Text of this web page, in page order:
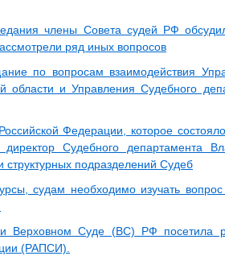
члены Совета судей РФ
ряд иных вопросов
по вопросам взаимодействия
области и Управления Судебного
Федерации, которое
Судебного департамента
подразделений Судеб
судам необходимо изучать
Верховном Суде (ВС) РФ посетила
(РАПСИ).